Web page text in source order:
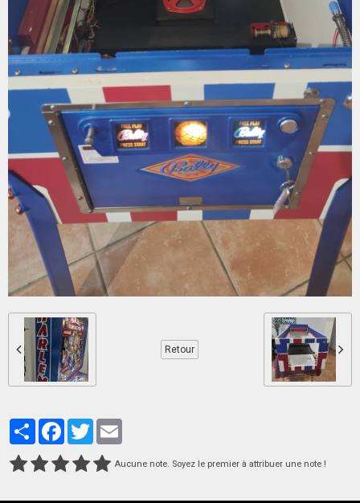
Retour
PartagerFacebook
Twitter
Aucune note. Soyez le premier à attribuer une note !